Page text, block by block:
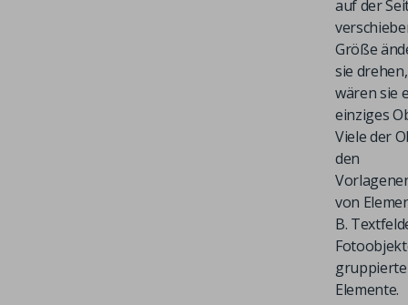
auf der
Größe
sie
wären sie
einziges
Viele der
den
von
B.
gruppierte
Elemente.